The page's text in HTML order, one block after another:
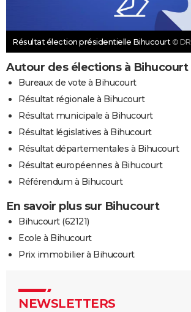
Résultat élection présidentielle Bihucourt © DR
Autour des élections à Bihucourt
Bureaux de vote à Bihucourt
Résultat régionale à Bihucourt
Résultat municipale à Bihucourt
Résultat législatives à Bihucourt
Résultat départementales à Bihucourt
Résultat européennes à Bihucourt
Référendum à Bihucourt
En savoir plus sur Bihucourt
Bihucourt (62121)
Ecole à Bihucourt
Prix immobilier à Bihucourt
NEWSLETTERS